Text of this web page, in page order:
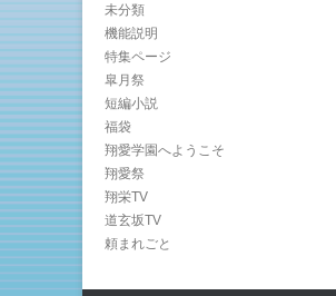
未分類
機能説明
特集ページ
皐月祭
短編小説
福袋
翔愛学園へようこそ
翔愛祭
翔栄TV
道玄坂TV
頼まれごと